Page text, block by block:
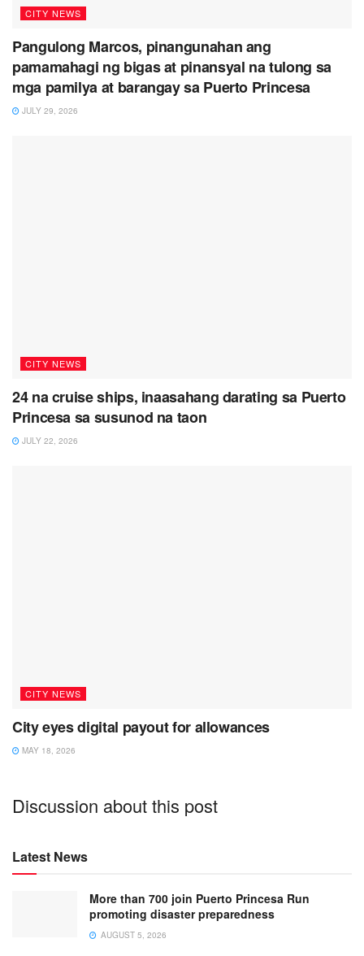
CITY NEWS
Pangulong Marcos, pinangunahan ang
pamamahagi ng bigas at pinansyal na tulong sa
mga pamilya at barangay sa Puerto Princesa
JULY 29, 2026
CITY NEWS
24 na cruise ships, inaasahang darating sa Puerto
Princesa sa susunod na taon
JULY 22, 2026
CITY NEWS
City eyes digital payout for allowances
MAY 18, 2026
Discussion about this post
Latest News
More than 700 join Puerto Princesa Run
promoting disaster preparedness
AUGUST 5, 2026